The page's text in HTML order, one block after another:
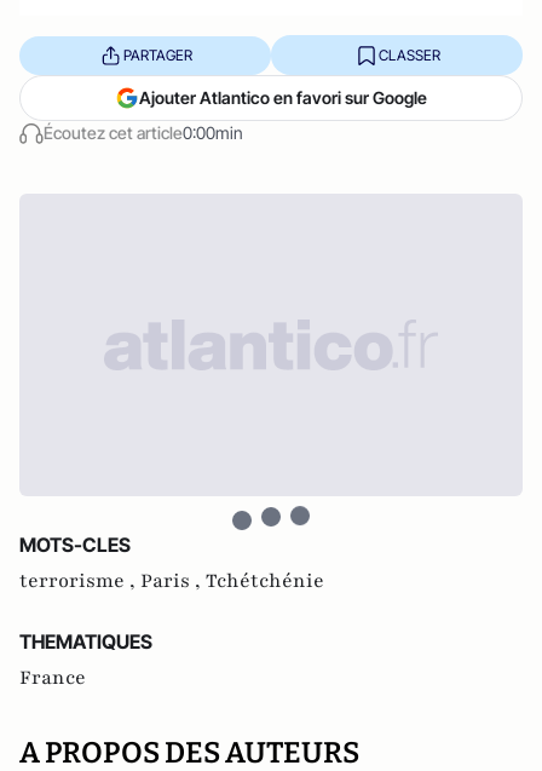
Écoutez cet article0:00min
PARTAGER CLASSER
Ajouter Atlantico en favori sur Google
MOTS-CLES
terrorisme , Paris , Tchétchénie
THEMATIQUES
France
A PROPOS DES AUTEURS